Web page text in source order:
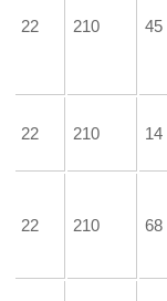
22 210 45
22 210 14
22 210 68